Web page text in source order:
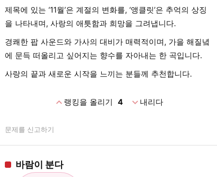
제목에 있는 ‘11월’은 계절의 변화를, ‘앵클릿’은 추억의 상징
을 나타내며, 사랑의 애틋함과 희망을 그려냅니다.
경쾌한 팝 사운드와 가사의 대비가 매력적이며, 가을 해질녘
에 문득 떠올리고 싶어지는 향수를 자아내는 한 곡입니다.
사랑의 끝과 새로운 시작을 느끼는 분들께 추천합니다.
expand_less랭킹을 올리기 4 expand_more내리다
문제를 신고하기
바람이 분다